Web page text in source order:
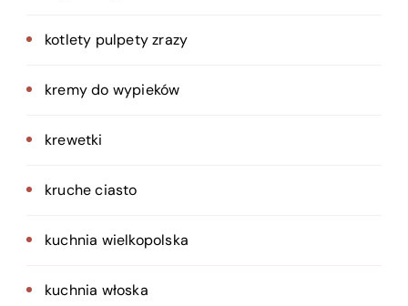
kotlety pulpety zrazy
kremy do wypieków
krewetki
kruche ciasto
kuchnia wielkopolska
kuchnia włoska